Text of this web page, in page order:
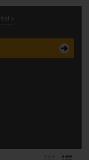
>